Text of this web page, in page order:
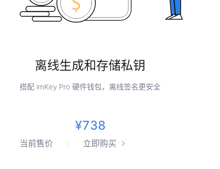
离线生成和存储私钥
搭配 imKey Pro 硬件钱包，离线签名更安全
¥738
当前售价 立即购买